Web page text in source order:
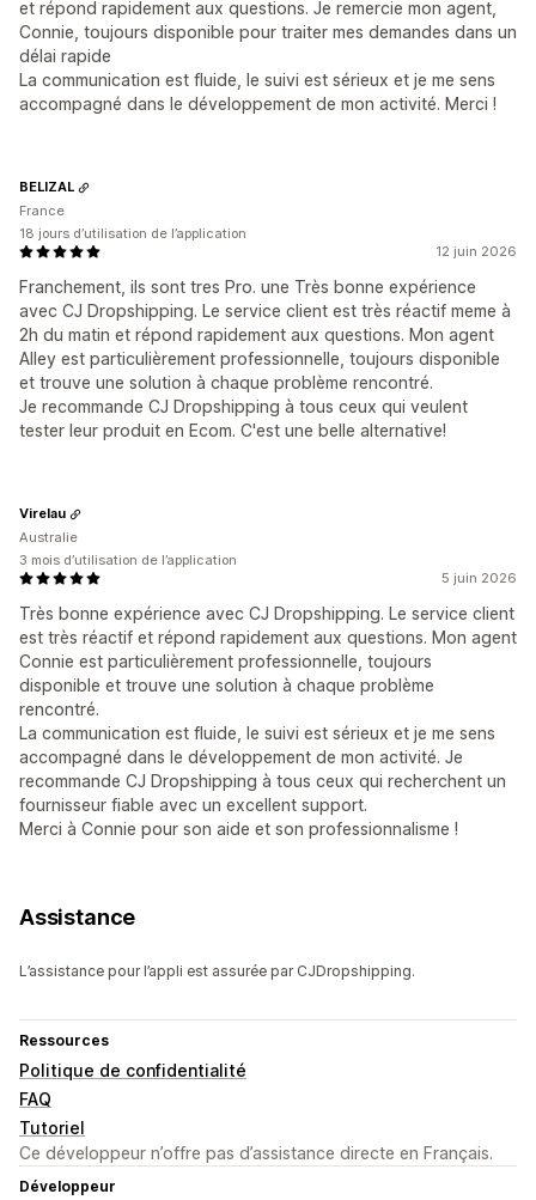
et répond rapidement aux questions. Je remercie mon agent,
Connie, toujours disponible pour traiter mes demandes dans un
délai rapide
La communication est fluide, le suivi est sérieux et je me sens
accompagné dans le développement de mon activité. Merci !
12 juin 2026
Franchement, ils sont tres Pro. une Très bonne expérience
avec CJ Dropshipping. Le service client est très réactif meme à
2h du matin et répond rapidement aux questions. Mon agent
Alley est particulièrement professionnelle, toujours disponible
et trouve une solution à chaque problème rencontré.
Je recommande CJ Dropshipping à tous ceux qui veulent
tester leur produit en Ecom. C'est une belle alternative!
BELIZAL
France
18 jours d’utilisation de l’application
5 juin 2026
Très bonne expérience avec CJ Dropshipping. Le service client
est très réactif et répond rapidement aux questions. Mon agent
Connie est particulièrement professionnelle, toujours
disponible et trouve une solution à chaque problème
rencontré.
La communication est fluide, le suivi est sérieux et je me sens
accompagné dans le développement de mon activité. Je
recommande CJ Dropshipping à tous ceux qui recherchent un
fournisseur fiable avec un excellent support.
Merci à Connie pour son aide et son professionnalisme !
Virelau
Australie
3 mois d’utilisation de l’application
Assistance
L’assistance pour l’appli est assurée par CJDropshipping.
Ressources
Politique de confidentialité
FAQ
Tutoriel
Ce développeur n’offre pas d’assistance directe en Français.
Développeur